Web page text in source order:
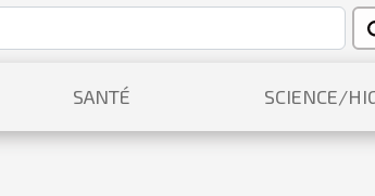
SANTÉ SCIENCE/